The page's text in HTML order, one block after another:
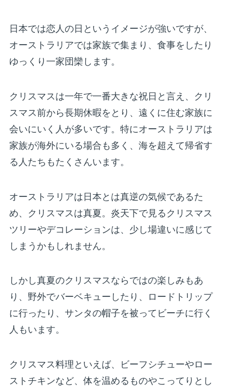
日本では恋人の日というイメージが強いですが、
オーストラリアでは家族で集まり、食事をしたり
ゆっくり一家団欒します。
クリスマスは一年で一番大きな祝日と言え、クリ
スマス前から長期休暇をとり、遠くに住む家族に
会いにいく人が多いです。特にオーストラリアは
家族が海外にいる場合も多く、海を超えて帰省す
る人たちもたくさんいます。
オーストラリアは日本とは真逆の気候であるた
め、クリスマスは真夏。炎天下で見るクリスマス
ツリーやデコレーションは、少し場違いに感じて
しまうかもしれません。
しかし真夏のクリスマスならではの楽しみもあ
り、野外でバーベキューしたり、ロードトリップ
に行ったり、サンタの帽子を被ってビーチに行く
人もいます。
クリスマス料理といえば、ビーフシチューやロー
ストチキンなど、体を温めるものやこってりとし